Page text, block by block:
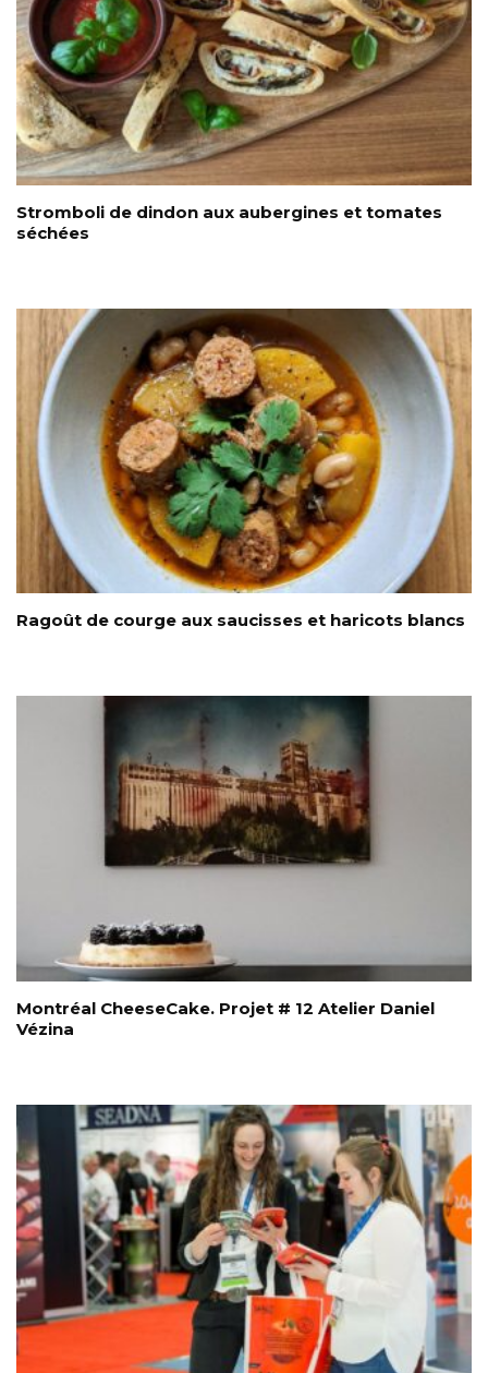
Stromboli de dindon aux aubergines et tomates
séchées
Ragoût de courge aux saucisses et haricots blancs
Montréal CheeseCake. Projet # 12 Atelier Daniel
Vézina